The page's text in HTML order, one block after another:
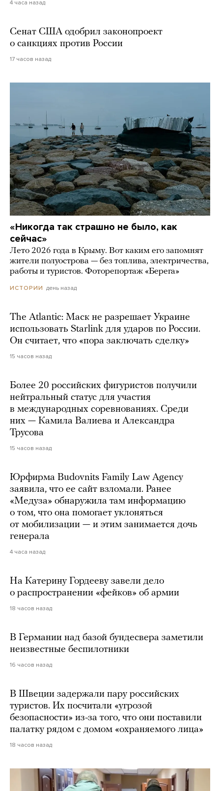
4 часа назад
Сенат США одобрил законопроект
о санкциях против России
17 часов назад
«Никогда так страшно не было, как
сейчас»
Лето 2026 года в Крыму. Вот каким его запомнят
жители полуострова — без топлива, электричества,
работы и туристов. Фоторепортаж «Берега»
ИСТОРИИ день назад
The Atlantic: Маск не разрешает Украине
использовать Starlink для ударов по России.
Он считает, что «пора заключать сделку»
15 часов назад
Более 20 российских фигуристов получили
нейтральный статус для участия
в международных соревнованиях. Среди
них — Камила Валиева и Александра
Трусова
15 часов назад
Юрфирма Budovnits Family Law Agency
заявила, что ее сайт взломали. Ранее
«Медуза» обнаружила там информацию
о том, что она помогает уклоняться
от мобилизации — и этим занимается дочь
генерала
4 часа назад
На Катерину Гордееву завели дело
о распространении «фейков» об армии
18 часов назад
В Германии над базой бундесвера заметили
неизвестные беспилотники
16 часов назад
В Швеции задержали пару российских
туристов. Их посчитали «угрозой
безопасности» из-за того, что они поставили
палатку рядом с домом «охраняемого лица»
18 часов назад